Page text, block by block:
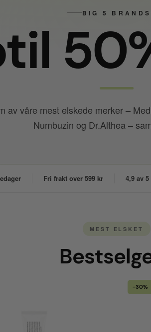
BIG 5 BRANDS
av våre mest elskede merker –
Numbuzin og Dr.Althea –
Fri frakt over 599 kr 4,9 av
MEST ELSKET
-30%